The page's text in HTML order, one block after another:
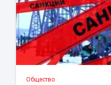
Общество